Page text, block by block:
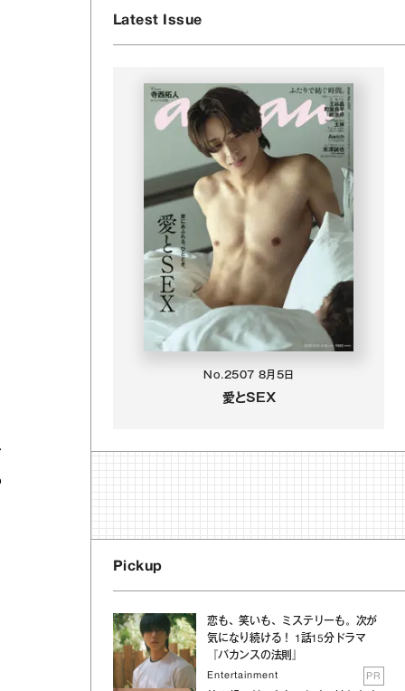
Latest Issue
No.2507 8月5日
愛とSEX
Pickup
恋も、笑いも、ミステリーも。次が
気になり続ける！ 1話15分ドラマ
『バカンスの法則』
Entertainment PR